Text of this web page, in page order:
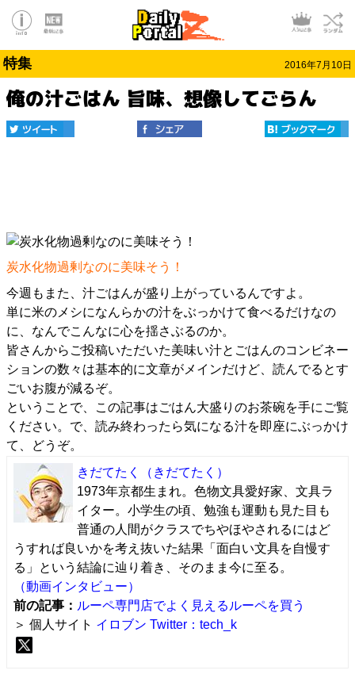
特集 2016年7月10日
俺の汁ごはん 旨味、想像してごらん
炭水化物過剰なのに美味そう！
今週もまた、 汁ごはんが盛り上がっているんですよ。
単に米のメシになんらかの汁をぶっかけて食べるだけなの
に、なんでこんなに心を揺さぶるのか。
皆さんからご投稿いただいた美味い汁とごはんのコンビネー
ションの数々は基本的に文章がメインだけど、読んでるとす
ごいお腹が減るぞ。
ということで、この記事はごはん大盛りのお茶碗を手にご覧
ください。で、読み終わったら気になる汁を即座にぶっかけ
て、どうぞ。
きだてたく
（きだてたく）
1973年京都生まれ。色物文具愛好家、文具ラ
イター。小学生の頃、勉強も運動も見た目も
普通の人間がクラスでちやほやされるにはど
うすれば良いかを考え抜いた結果「面白い文具を自慢す
る」という結論に辿り着き、そのまま今に至る。
（動画インタビュー）
前の記事： ルーペ専門店でよく見えるルーペを買う
＞ 個人サイト イロブン Twitter：tech_k